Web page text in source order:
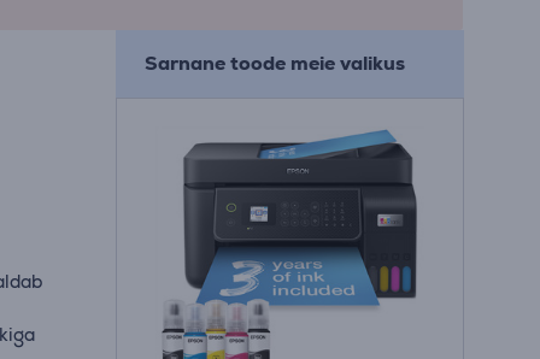
Sarnane toode meie valikus